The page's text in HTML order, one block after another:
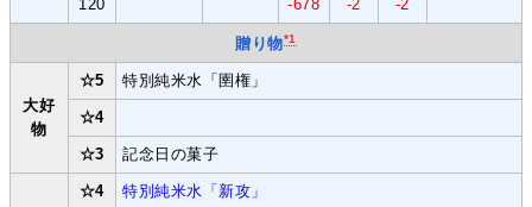
120 -678 -2 -2
贈り物*1
大好
物
☆5 特別純米水「圉権」
☆4
☆3 記念日の菓子
☆4 特別純米水「新攻」